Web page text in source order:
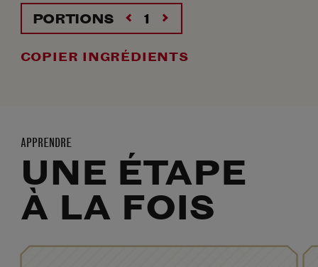
PORTIONS
COPIER INGRÉDIENTS
APPRENDRE
UNE ÉTAPE
À LA FOIS